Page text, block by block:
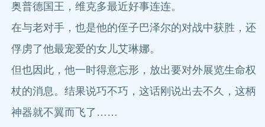
奥普德国王，维克多最近好事连连。
在与老对手，也是他的侄子巴泽尔的对战中获胜，还
俘虏了他最宠爱的女儿艾琳娜。
但也因此，他一时得意忘形，放出要对外展览生命权
杖的消息。结果说巧不巧，这话刚说出去不久，这柄
神器就不翼而飞了……